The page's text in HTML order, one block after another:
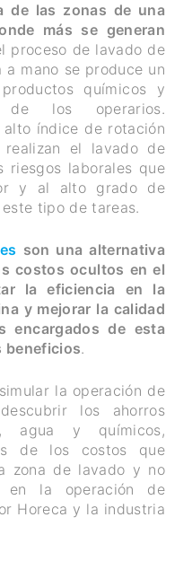
de las zonas de una
más se generan
proceso de lavado de
mano se produce un
químicos y
los operarios.
índice de rotación
el lavado de
riesgos laborales que
y al alto grado de
tipo de tareas.
son una alternativa
costos ocultos en el
la eficiencia en la
y mejorar la calidad
encargados de esta
beneficios.
la operación de
los ahorros
agua y químicos,
de los costos que
zona de lavado y no
en la operación de
Horeca y la industria